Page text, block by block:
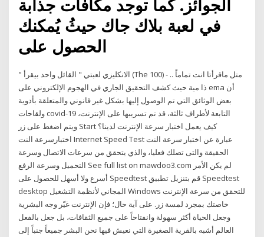
الجوائز. كما توجد مكافآت جذابة
في لعبة بلاك جاك حيثُ يُمكنك
" الانكليزي لعبتي " القائل واحد بيقرأ (The 100) متل ماقرأتا انت تماماً .. -
ذا مية حيث كشف التحقيق الجاري في الهجوم الإلكتروني على ema أن
بعض الوثائق التي تم الوصول إليها بشكل غير قانوني والمتعلقة بأدوية
ولقاحات covid-19 التابعة لأطراف ثالثة، قد تم تسريبها على الإنترنت،
ويتم اضغط على زر Start كيف يعمل اختبار سرعة الإنترنت لدينا؟
اختبارسرعة النت Internet Speed Test عبارة عن اختبار سرعة النت
الحقيقة والتى تصلك فعليا، والذي يتحقق من سرعات الاتصال وسرعة
التحميل وسرعة الرفع See full list on mawdoo3.com لم يكن الأمر
أسرع ولا أسهل للحصول على Speedtest قم بتنزيل تطبيق Speedtest
desktop المجاني لأنظمة التشغيل Windows للتحقق من سرعة الإنترنت
خاصتك بمجرد لمسة زر. على آية حال؛ فإن الإنترنت غيّر وجه البشرية
وجعل الحياة أكثر سهولة وانفتاحاً على جميع الثقافات، بل جعل بالفعل
العالم أشبه بالقرية الصغيرة التي نعيش فيها نحن البشر جميعاً جنباً إلى